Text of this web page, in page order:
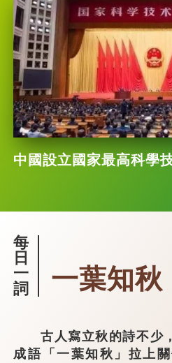
中國設立國家最高科學
每
日
一
詞
一葉知秋
古人寫立秋的詩不少
成語「一葉知秋」拉上